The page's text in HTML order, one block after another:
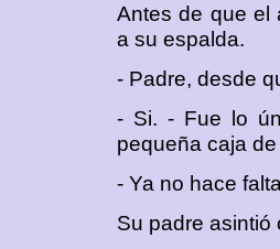
Antes de que el
a su espalda.
- Padre, desde
- Si. - Fue lo
pequeña caja
- Ya no hace
Su padre asintió